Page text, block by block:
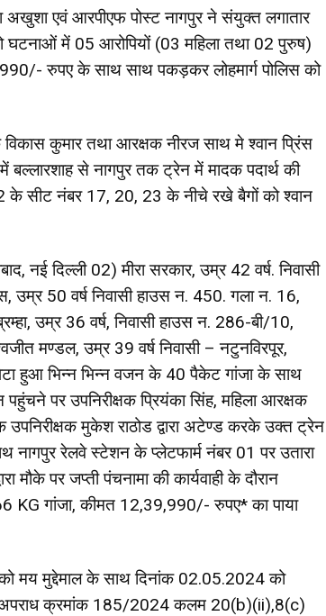
अखुशा एवं आरपीएफ पोस्ट नागपुर ने संयुक्त लगातार
घटनाओं में 05 आरोपियों (03 महिला तथा 02 पुरुष)
रुपए के साथ साथ पकड़कर लोहमार्ग पोलिस को
कुमार तथा आरक्षक नीरज साथ मे श्वान प्रिंस
से नागपुर तक ट्रेन में मादक पदार्थ की
2 के सीट नंबर 17, 20, 23 के नीचे रखे बैगों को श्वान
नई दिल्ली 02) मीरा सरकार, उम्र 42 वर्ष. निवासी
उम्र 50 वर्ष निवासी हाउस न. 450. गला न. 16,
उम्र 36 वर्ष, निवासी हाउस न. 286-बी/10,
मण्डल, उम्र 39 वर्ष निवासी – नटुनविरपूर,
हुआ भिन्न भिन्न वजन के 40 पैकेट गांजा के साथ
पर उपनिरीक्षक प्रियंका सिंह, महिला आरक्षक
मुकेश राठोड द्वारा अटेण्ड करके उक्त ट्रेन
नागपुर रेलवे स्टेशन के प्लेटफार्म नंबर 01 पर उतारा
पर जप्ती पंचनामा की कार्यवाही के दौरान
गांजा, कीमत 12,39,990/- रुपए* का पाया
मय मुद्देमाल के साथ दिनांक 02.05.2024 को
अपराध क्रमांक 185/2024 कलम 20(b)(ii),8(c)